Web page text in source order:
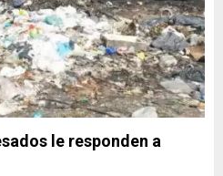
le responden a